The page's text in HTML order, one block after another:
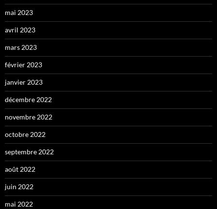
mai 2023
avril 2023
mars 2023
février 2023
janvier 2023
décembre 2022
novembre 2022
octobre 2022
septembre 2022
août 2022
juin 2022
mai 2022